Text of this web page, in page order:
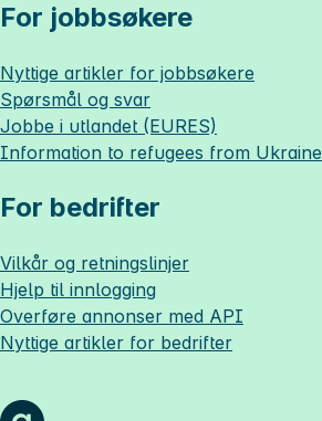
For jobbsøkere
Nyttige artikler for jobbsøkere
Spørsmål og svar
Jobbe i utlandet (EURES)
Information to refugees from Ukraine
For bedrifter
Vilkår og retningslinjer
Hjelp til innlogging
Overføre annonser med API
Nyttige artikler for bedrifter